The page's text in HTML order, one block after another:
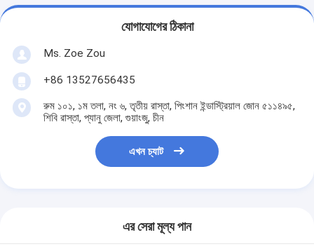
আমাদের সম্বন্ধে
বৈদ্যুতিক সরঞ্জাম পরীক্ষার সরঞ্জাম
যোগাযোগের ঠিকানা
Ms. Zoe Zou
+86 13527656435
রুম ১০১, ১ম তলা, নং ৬, তৃতীয় রাস্তা, পিংশান ইন্ডাস্ট্রিয়াল জোন ৫১১৪৯৫,
শিবি রাস্তা, প্যানু জেলা, গুয়াংজু, চীন
এখন চ্যাট
এর সেরা মূল্য পান